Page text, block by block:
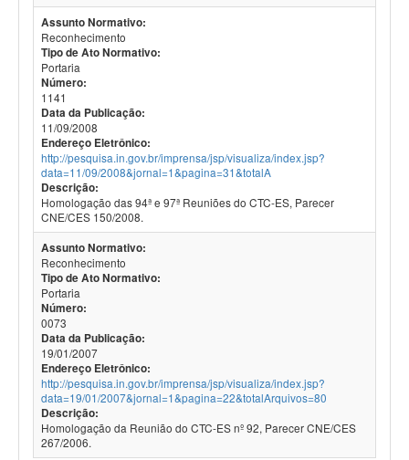
Assunto Normativo:
Reconhecimento
Tipo de Ato Normativo:
Portaria
Número:
1141
Data da Publicação:
11/09/2008
Endereço Eletrônico:
http://pesquisa.in.gov.br/imprensa/jsp/visualiza/index.jsp?
data=11/09/2008&jornal=1&pagina=31&totalA
Descrição:
Homologação das 94ª e 97ª Reuniões do CTC-ES, Parecer
CNE/CES 150/2008.
Assunto Normativo:
Reconhecimento
Tipo de Ato Normativo:
Portaria
Número:
0073
Data da Publicação:
19/01/2007
Endereço Eletrônico:
http://pesquisa.in.gov.br/imprensa/jsp/visualiza/index.jsp?
data=19/01/2007&jornal=1&pagina=22&totalArquivos=80
Descrição:
Homologação da Reunião do CTC-ES nº 92, Parecer CNE/CES
267/2006.